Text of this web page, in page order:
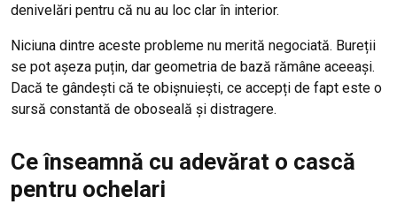
denivelări pentru că nu au loc clar în interior.
Niciuna dintre aceste probleme nu merită negociată. Bureții
se pot așeza puțin, dar geometria de bază rămâne aceeași.
Dacă te gândești că te obișnuiești, ce accepți de fapt este o
sursă constantă de oboseală și distragere.
Ce înseamnă cu adevărat o cască
pentru ochelari